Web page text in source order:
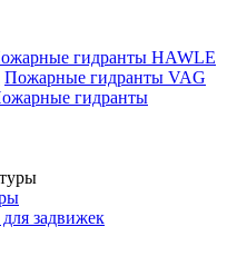
гидранты HAWLE
Пожарные гидранты VAG
гидранты
задвижек